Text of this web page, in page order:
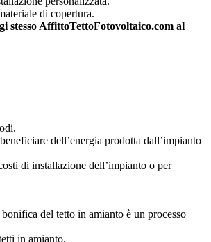
di copertura.
stesso AffittoTettoFotovoltaico.com al
dell’energia prodotta dall’impianto
di installazione dell’impianto o per
del tetto in amianto è un processo
in amianto.